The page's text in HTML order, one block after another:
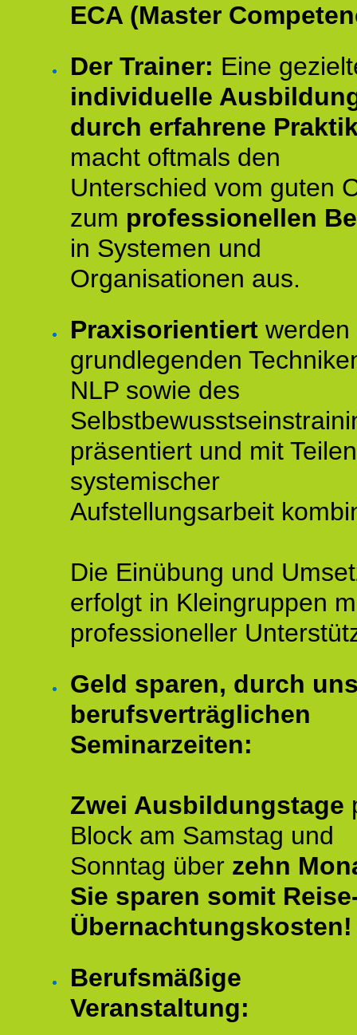
ECA (Master
Der Trainer: Eine
individuelle
durch erfahrene
macht oftmals den
Unterschied vom guten
zum professionellen
in Systemen und
Organisationen aus.
Praxisorientiert werden
grundlegenden
NLP sowie des
präsentiert und mit Teilen
systemischer
Aufstellungsarbeit
Die Einübung und
erfolgt in Kleingruppen
professioneller
Geld sparen, durch
berufsverträglichen
Seminarzeiten:
Zwei Ausbildungstage
Block am Samstag und
Sonntag über zehn
Sie sparen somit
Übernachtungskosten!
Berufsmäßige
Veranstaltung: